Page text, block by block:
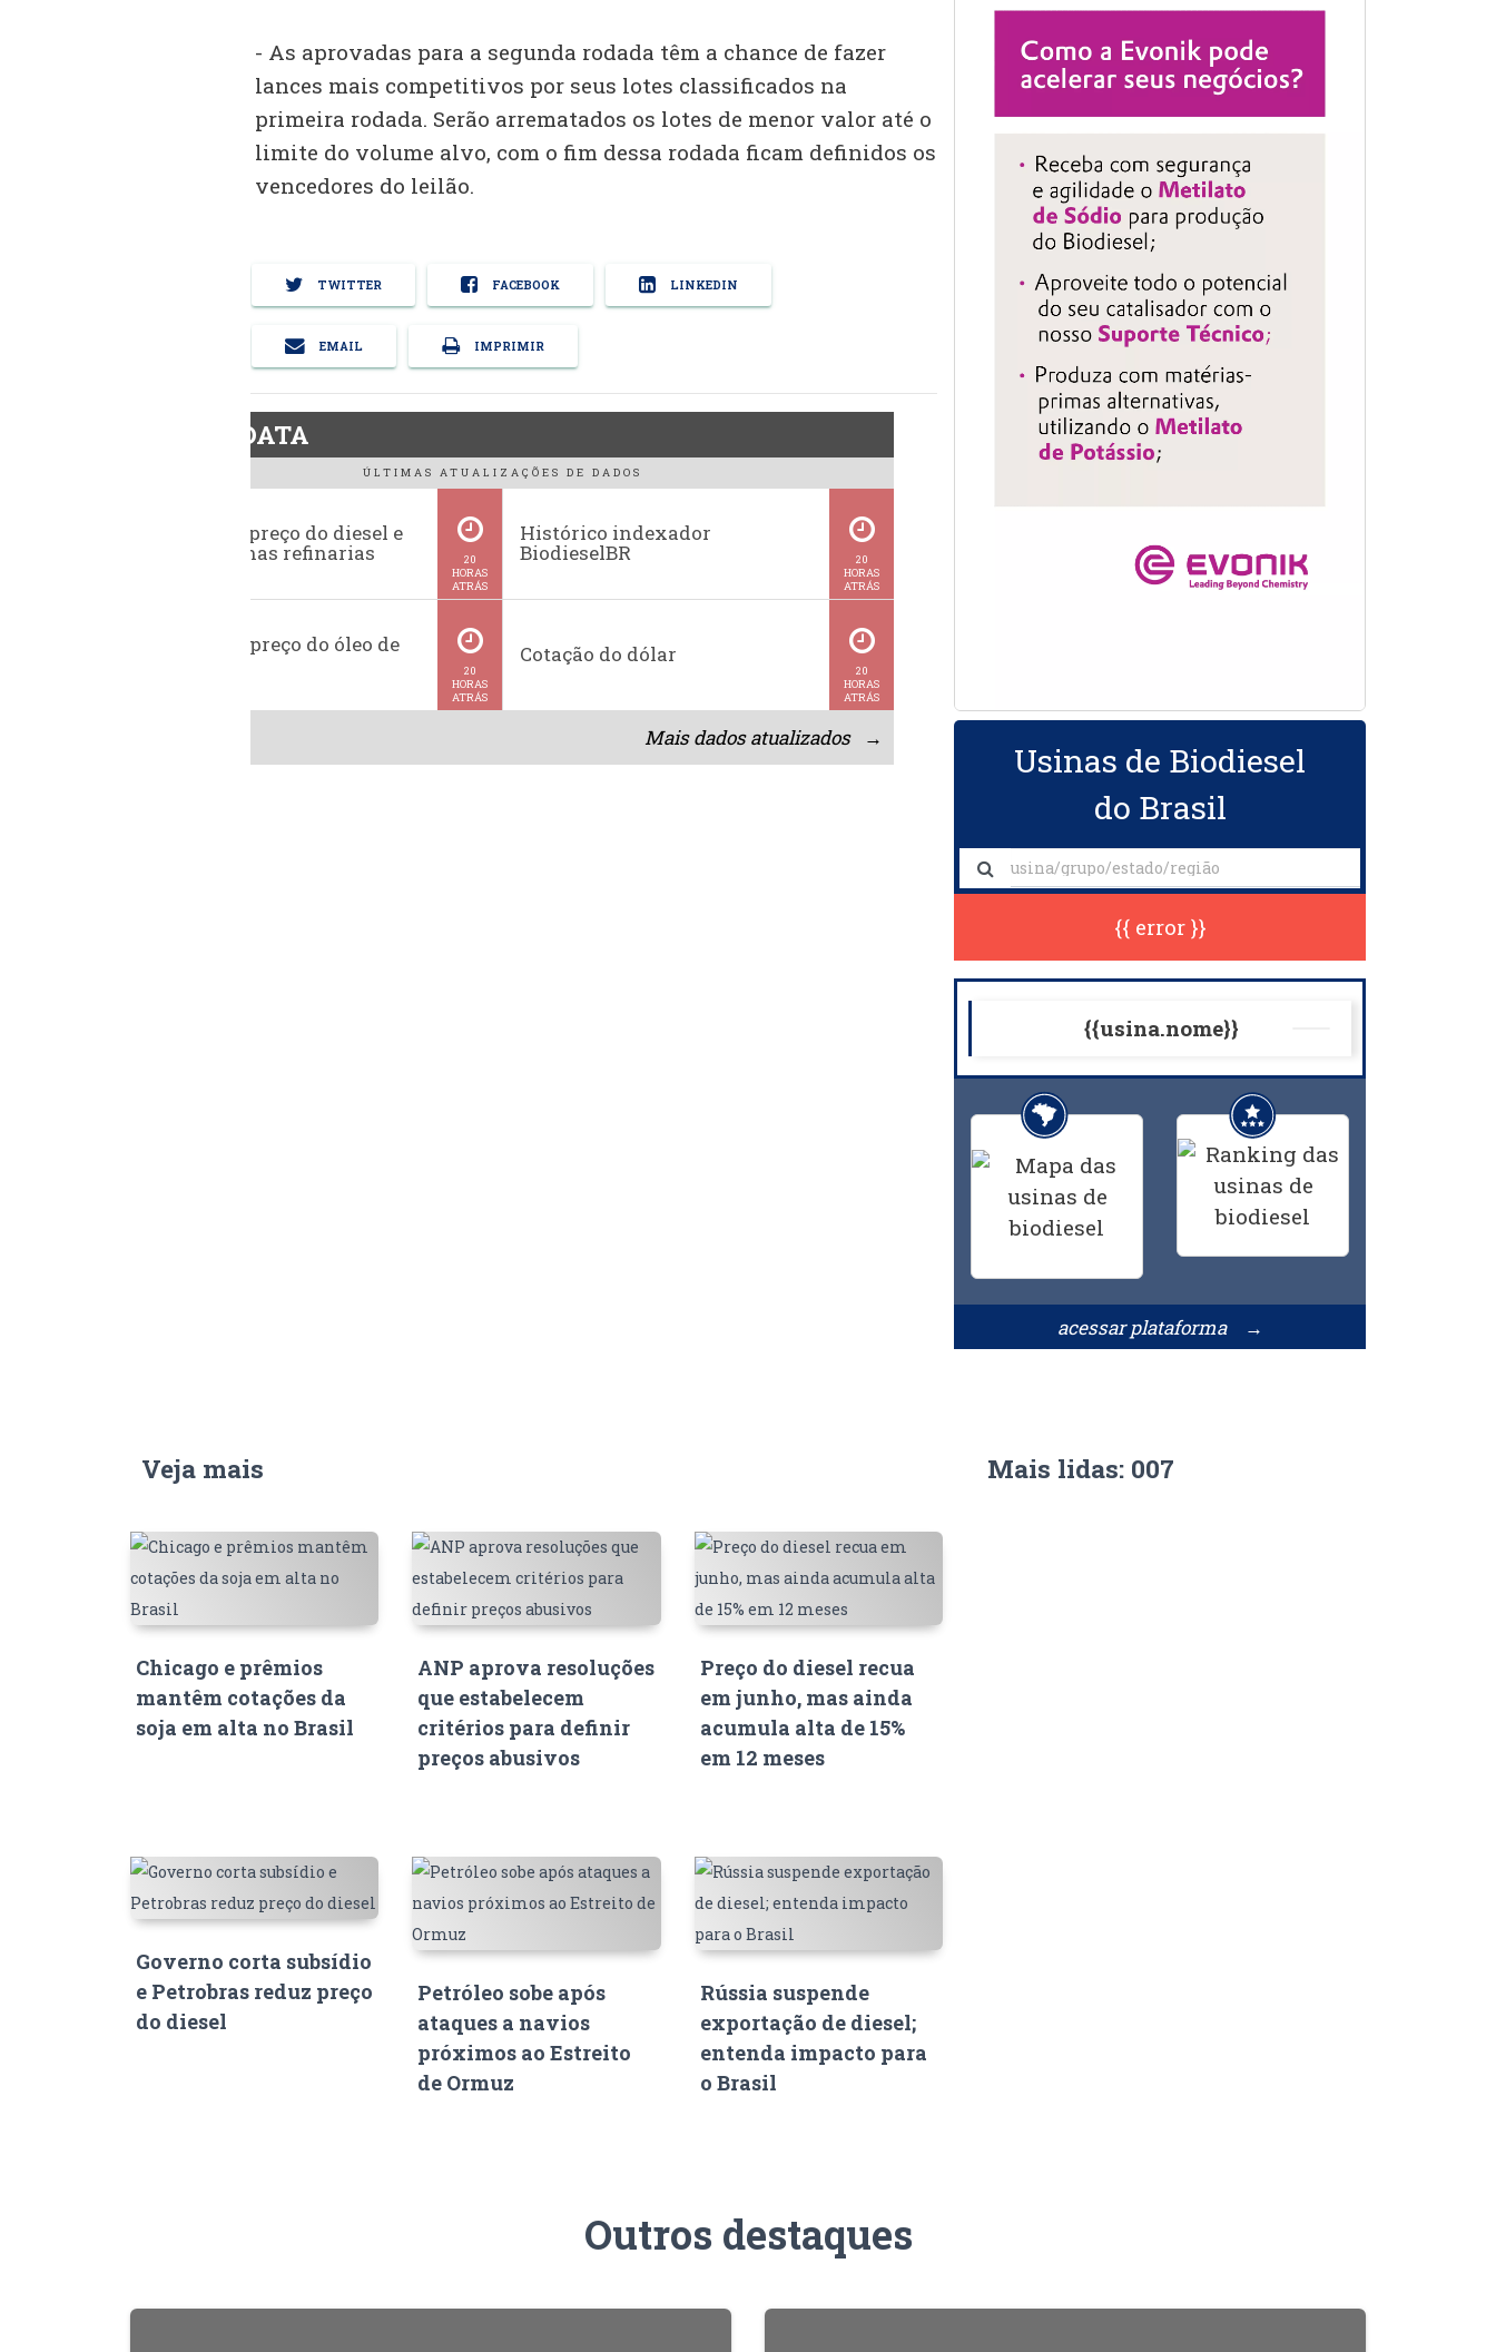
- As aprovadas para a segunda rodada têm a chance de fazer
lances mais competitivos por seus lotes classificados na
primeira rodada. Serão arrematados os lotes de menor valor até o
limite do volume alvo, com o fim dessa rodada ficam definidos os
vencedores do leilão.
TWITTER FACEBOOK LINKEDIN
EMAIL IMPRIMIR
BiodieselDATA
ÚLTIMAS ATUALIZAÇÕES DE DADOS
Evolução do preço do diesel e
da gasolina nas refinarias
20
HORAS
ATRÁS
Histórico indexador
BiodieselBR
20
HORAS
ATRÁS
Histórico do preço do óleo de
20
HORAS
ATRÁS
Cotação do dólar
20
HORAS
ATRÁS
Mais dados atualizados →
Usinas de Biodiesel
do Brasil
{{ error }}
{{usina.nome}}
acessar plataforma →
Veja mais
Chicago e prêmios
mantêm cotações da
soja em alta no Brasil
ANP aprova resoluções
que estabelecem
critérios para definir
preços abusivos
Preço do diesel recua
em junho, mas ainda
acumula alta de 15%
em 12 meses
Governo corta subsídio
e Petrobras reduz preço
do diesel
Petróleo sobe após
ataques a navios
próximos ao Estreito
de Ormuz
Rússia suspende
exportação de diesel;
entenda impacto para
o Brasil
Mais lidas: 007
Outros destaques